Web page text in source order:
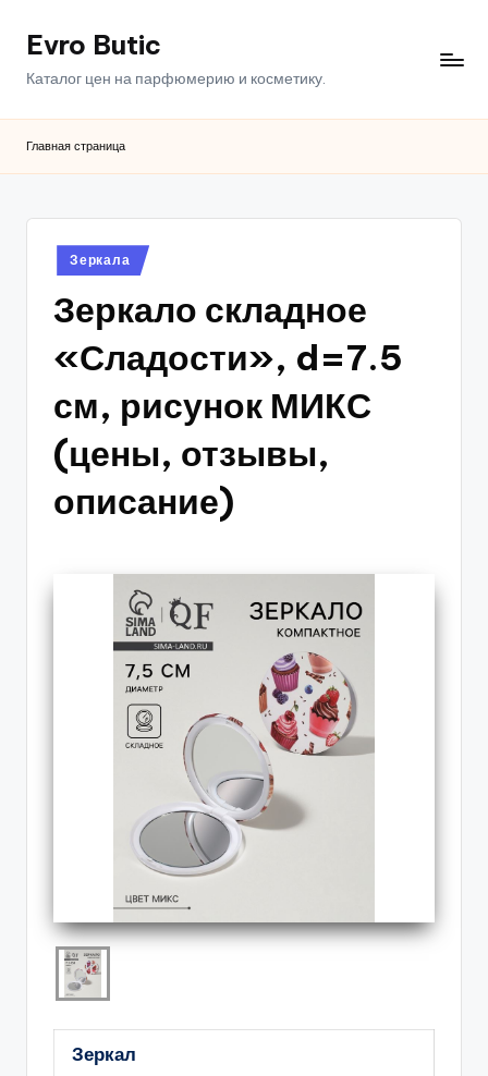
ПерейтиEvro Butic
Каталог цен на парфюмерию и косметику.
Главная страница
Опубликовано
в
Зеркала
Зеркало складное
«Сладости», d=7.5
см, рисунок МИКС
(цены, отзывы,
описание)
Зеркал